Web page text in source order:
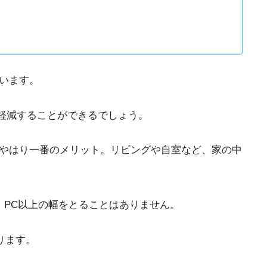
ます。
することができるでしょう。
はり一番のメリット。リビングや自室など、家の中
以上の幅をとることはありません。
す。